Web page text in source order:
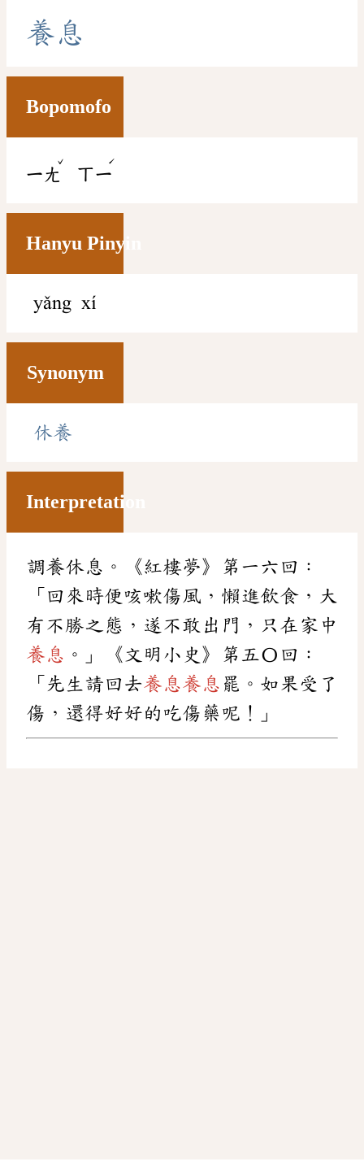
養息
Bopomofo
ㄧㄤ
ˇ
ㄒㄧ
ˊ
Hanyu Pinyin
yǎng xí
Synonym
休養
Interpretation
調養休息。《紅樓夢》第一六回：
「回來時便咳嗽傷風，懶進飲食，大
有不勝之態，遂不敢出門，只在家中
養息 。」《文明小史》第五〇回：
「先生請回去養息養息 罷。如果受了
傷，還得好好的吃傷藥呢！」